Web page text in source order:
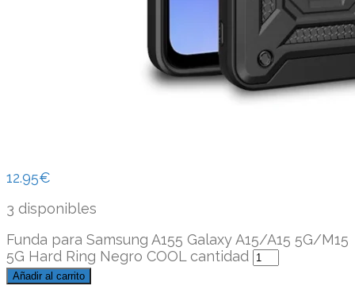
12.95€
3 disponibles
Funda para Samsung A155 Galaxy A15/A15 5G/M15
5G Hard Ring Negro COOL cantidad
Añadir al carrito